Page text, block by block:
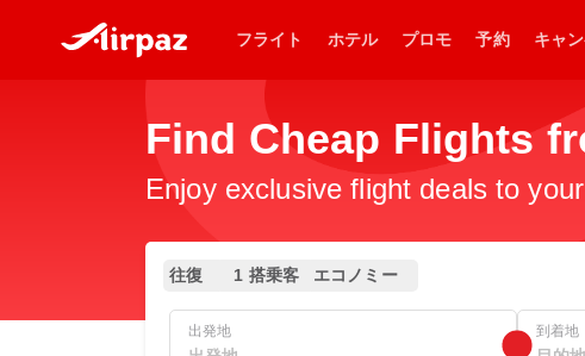
フライト ホテル プロモ 予約 キャ
Find Cheap Flights
Enjoy exclusive flight deals to
往復 1 搭乗客 エコノミー
出発地 到着地